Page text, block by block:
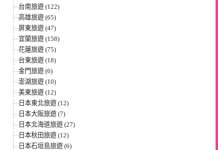
台南旅遊 (122)
高雄旅遊 (65)
屏東旅遊 (47)
宜蘭旅遊 (158)
花蓮旅遊 (75)
台東旅遊 (18)
金門旅遊 (6)
澎湖旅遊 (10)
美東旅遊 (12)
日本東北旅遊 (12)
日本大阪旅遊 (7)
日本北海道旅遊 (27)
日本秋田旅遊 (12)
日本石垣島旅遊 (6)